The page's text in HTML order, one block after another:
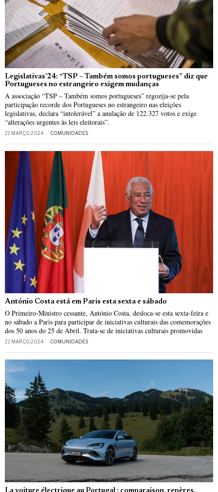
Legislativas’24: “TSP – Também somos portugueses” diz que
Portugueses no estrangeiro exigem mudanças
A associação “TSP – Também somos portugueses” regozija-se pela
participação recorde dos Portugueses no estrangeiro nas eleições
legislativas, declara “intolerável” a anulação de 122.327 votos e exige
“alterações urgentes às leis eleitorais”.
21 MARÇO, 2024 COMUNIDADES
António Costa está em Paris esta sexta e sábado
O Primeiro-Ministro cessante, António Costa, desloca-se esta sexta-feira e
no sábado a Paris para participar de iniciativas culturais das comemorações
dos 50 anos do 25 de Abril. Trata-se de iniciativas culturais promovidas
21 MARÇO, 2024 COMUNIDADES